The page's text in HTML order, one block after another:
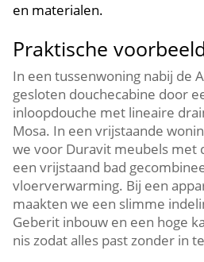
en materialen.​
Praktische
In een tussenwoning nabij de
gesloten douchecabine door
inloopdouche met lineaire
Mosa.​ In een vrijstaande
we voor Duravit meubels met
een vrijstaand bad
vloerverwarming.​ Bij een
maakten we een slimme
Geberit inbouw en een hoge
nis zodat alles past zonder in